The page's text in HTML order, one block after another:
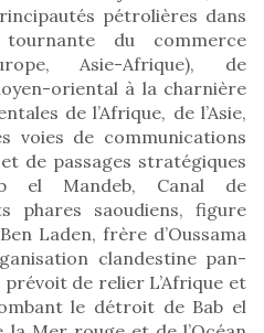
pétrolières dans
du commerce
Asie-Afrique), de
oriental à la charnière
de l’Afrique, de l’Asie,
voies de communications
de passages stratégiques
el Mandeb, Canal de
phares saoudiens, figure
Laden, frère d’Oussama
clandestine pan-
de relier L’Afrique et
le détroit de Bab el